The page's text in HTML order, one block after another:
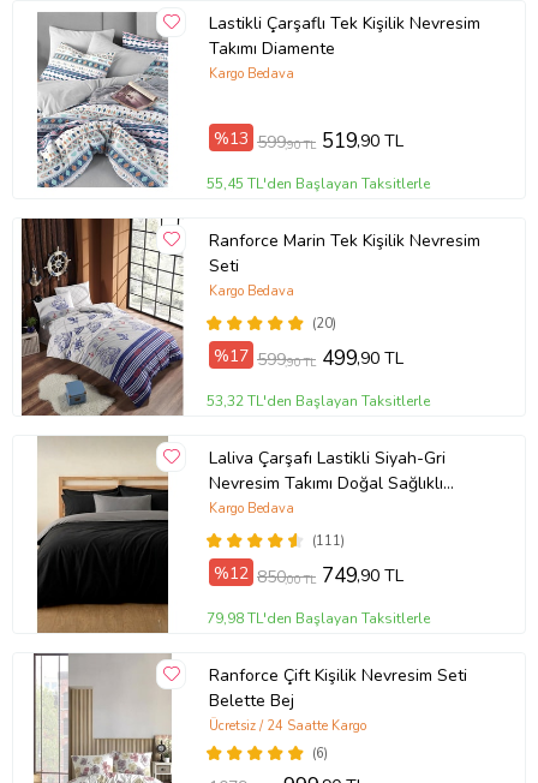
Lastikli Çarşaflı Tek Kişilik Nevresim
Takımı Diamente
Kargo Bedava
%13 599,90 TL 519,90 TL
55,45 TL'den Başlayan Taksitlerle
Ranforce Marin Tek Kişilik Nevresim
Seti
(20)
Kargo Bedava
%17 599,90 TL 499,90 TL
53,32 TL'den Başlayan Taksitlerle
Laliva Çarşafı Lastikli Siyah-Gri
Nevresim Takımı Doğal Sağlıklı
Pamuk Çift Kişilik Ranforce
(111)
Kargo Bedava
%12 850,00 TL 749,90 TL
79,98 TL'den Başlayan Taksitlerle
Ranforce Çift Kişilik Nevresim Seti
Belette Bej
(6)
Ücretsiz / 24 Saatte Kargo